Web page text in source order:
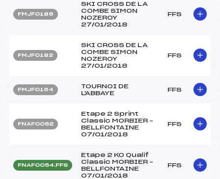
FMJF0186
SKI CROSS DE LA
COMBE SIMON
NOZEROY
27/01/2018
FFS
FMJF0182
SKI CROSS DE LA
COMBE SIMON
NOZEROY
27/01/2018
FFS
FMJF0164
TOURNOI DE
L'ABBAYE
FFS
FNAF0052
Etape 2 Sprint
Classic MORBIER –
BELLFONTAINE
07/01/2018
FFS
FNAF0054.FFS
Etape 2 KO Qualif
Classic MORBIER –
BELLFONTAINE
07/01/2018
FFS